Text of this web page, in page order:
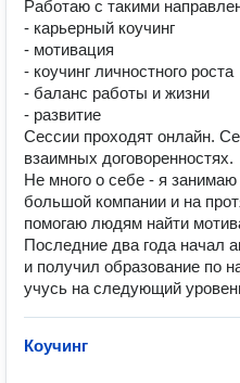
Работаю с такими
- карьерный коучинг
- мотивация
- коучинг личностного роста
- баланс работы и жизни
- развитие
Сессии проходят онлайн.
взаимных договоренностях.
Не много о себе - я
большой компании и на
помогаю людям найти
Последние два года начал
и получил образование по
учусь на следующий
Коучинг